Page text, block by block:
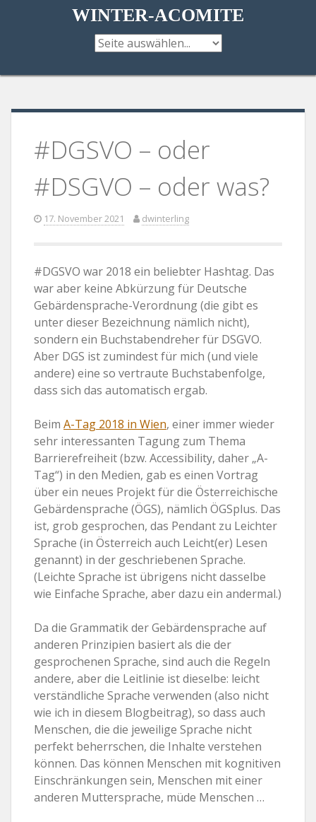
WINTER-ACOMITE
#DGSVO – oder
#DSGVO – oder was?
17. November 2021 dwinterling
#DGSVO war 2018 ein beliebter Hashtag. Das
war aber keine Abkürzung für Deutsche
Gebärdensprache-Verordnung (die gibt es
unter dieser Bezeichnung nämlich nicht),
sondern ein Buchstabendreher für DSGVO.
Aber DGS ist zumindest für mich (und viele
andere) eine so vertraute Buchstabenfolge,
dass sich das automatisch ergab.
Beim A-Tag 2018 in Wien, einer immer wieder
sehr interessanten Tagung zum Thema
Barrierefreiheit (bzw. Accessibility, daher „A-
Tag“) in den Medien, gab es einen Vortrag
über ein neues Projekt für die Österreichische
Gebärdensprache (ÖGS), nämlich ÖGSplus. Das
ist, grob gesprochen, das Pendant zu Leichter
Sprache (in Österreich auch Leicht(er) Lesen
genannt) in der geschriebenen Sprache.
(Leichte Sprache ist übrigens nicht dasselbe
wie Einfache Sprache, aber dazu ein andermal.)
Da die Grammatik der Gebärdensprache auf
anderen Prinzipien basiert als die der
gesprochenen Sprache, sind auch die Regeln
andere, aber die Leitlinie ist dieselbe: leicht
verständliche Sprache verwenden (also nicht
wie ich in diesem Blogbeitrag), so dass auch
Menschen, die die jeweilige Sprache nicht
perfekt beherrschen, die Inhalte verstehen
können. Das können Menschen mit kognitiven
Einschränkungen sein, Menschen mit einer
anderen Muttersprache, müde Menschen …